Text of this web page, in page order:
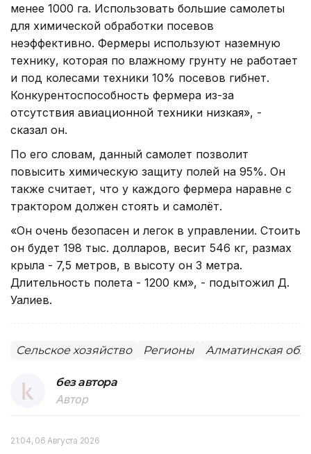
менее 1000 га. Использовать большие самолеты
для химической обработки посевов
неэффективно. Фермеры используют наземную
технику, которая по влажному грунту не работает
и под колесами техники 10% посевов гибнет.
Конкурентоспособность фермера из-за
отсутствия авиационной техники низкая», -
сказал он.
По его словам, данный самолет позволит
повысить химическую защиту полей на 95%. Он
также считает, что у каждого фермера наравне с
трактором должен стоять и самолёт.
«Он очень безопасен и легок в управлении. Стоить
он будет 198 тыс. долларов, весит 546 кг, размах
крыла - 7,5 метров, в высоту он 3 метра.
Длительность полета - 1200 км», - подытожил Д.
Уалиев.
Сельское хозяйство Регионы Алматинская
без автора
Автор
21:04, 06 Августа 2026